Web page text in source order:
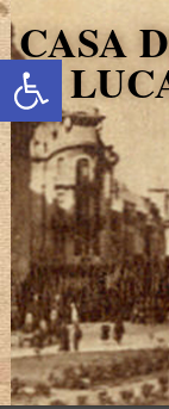
Deschide bara de unelte
CASA